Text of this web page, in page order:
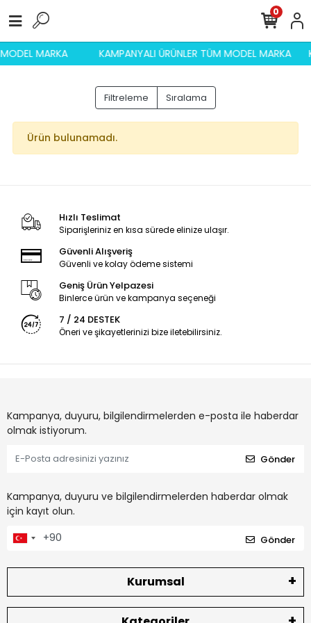
MARKA KAMPANYALI ÜRÜNLER TÜM MODEL MARKA
0
Filtreleme Sıralama
Ürün bulunamadı.
Hızlı Teslimat
Siparişleriniz en kısa sürede elinize ulaşır.
Güvenli Alışveriş
Güvenli ve kolay ödeme sistemi
Geniş Ürün Yelpazesi
Binlerce ürün ve kampanya seçeneği
7 / 24 DESTEK
Öneri ve şikayetlerinizi bize iletebilirsiniz.
Kampanya, duyuru, bilgilendirmelerden e-posta ile haberdar
olmak istiyorum.
Gönder
Kampanya, duyuru ve bilgilendirmelerden haberdar olmak
için kayıt olun.
Gönder
Kurumsal